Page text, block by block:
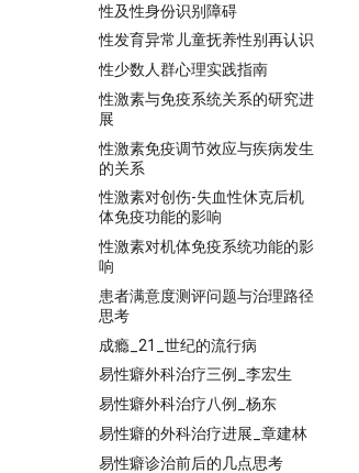
性及性身份识别障碍
性发育异常儿童抚养性别再认识
性少数人群心理实践指南
性激素与免疫系统关系的研究进
展
性激素免疫调节效应与疾病发生
的关系
性激素对创伤-失血性休克后机
体免疫功能的影响
性激素对机体免疫系统功能的影
响
患者满意度测评问题与治理路径
思考
成瘾_21_世纪的流行病
易性癖外科治疗三例_李宏生
易性癖外科治疗八例_杨东
易性癖的外科治疗进展_章建林
易性癖诊治前后的几点思考